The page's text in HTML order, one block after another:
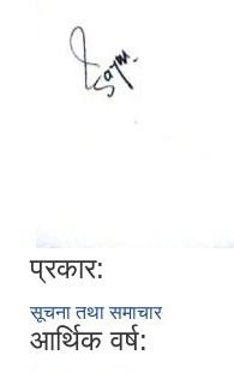
प्रकार:
सूचना तथा समाचार
आर्थिक वर्ष: